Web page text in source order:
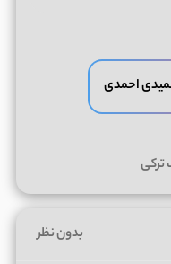
احمدی
ترکی
بدون نظر